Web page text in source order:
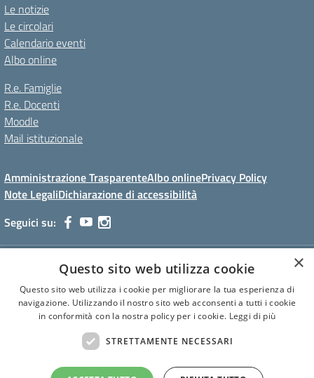
Le notizie
Le circolari
Calendario eventi
Albo online
R.e. Famiglie
R.e. Docenti
Moodle
Mail istituzionale
Amministrazione TrasparenteAlbo onlinePrivacy Policy
Note LegaliDichiarazione di accessibilità
Seguici su:
I.S.I.S. "C. Facchinetti"
Tel. 0331 635718 - E-mail: vais01900e@istruzione.it - Pec:
vais01900e@pec.istruzione.it
Codice meccanografico: VAIS01900E
Codice Fiscale: 81009250127
Codice IPA: istsc_vais01900e
CUF: UF6U6C
×
Questo sito web utilizza cookie
Questo sito web utilizza i cookie per migliorare la tua esperienza di
navigazione. Utilizzando il nostro sito web acconsenti a tutti i cookie
in conformità con la nostra policy per i cookie. Leggi di più
STRETTAMENTE NECESSARI